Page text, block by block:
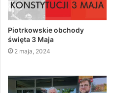
Piotrkowskie obchody
święta 3 Maja
2 maja, 2024